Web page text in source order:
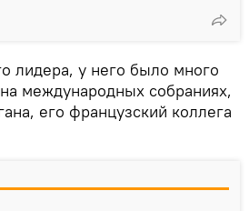
лидера, у него было много
международных собраниях,
его французский коллега